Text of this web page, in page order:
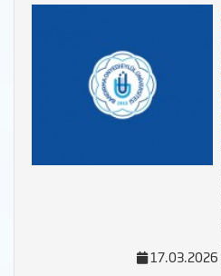
17.03.2026